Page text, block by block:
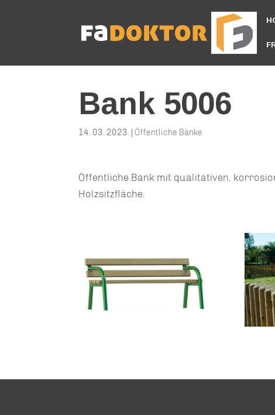
Bank 5006
14. 03. 2023. Öffentliche Bänke
Öffentliche Bank mit qualitativen,
Holzsitzfläche.